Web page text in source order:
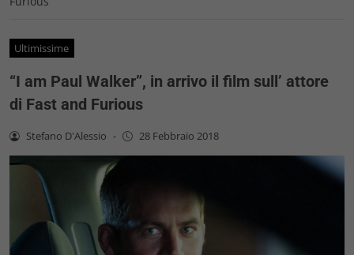
Ultimissime
“I am Paul Walker”, in arrivo il film sull’ attore
di Fast and Furious
Stefano D'Alessio - 28 Febbraio 2018